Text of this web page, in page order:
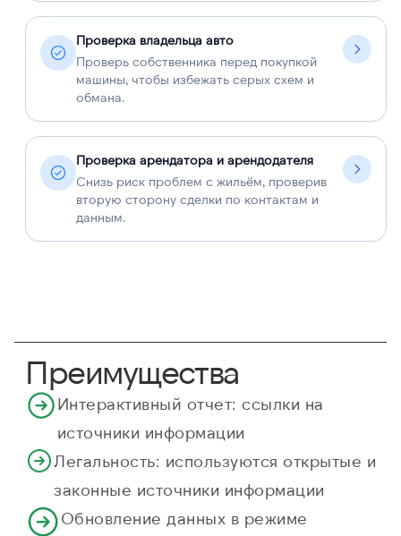
Проверка владельца авто
Проверь собственника перед покупкой
машины, чтобы избежать серых схем и
обмана.
Проверка арендатора и арендодателя
Снизь риск проблем с жильём, проверив
вторую сторону сделки по контактам и
данным.
Преимущества
Интерактивный отчет: ссылки на
источники информации
Легальность: используются открытые и
законные источники информации
Обновление данных в режиме